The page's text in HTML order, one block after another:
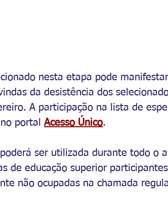
nesta etapa pode
da desistência dos
A participação na lista de
no portal Acesso Único.
ser utilizada durante todo o
de educação superior
não ocupadas na chamada